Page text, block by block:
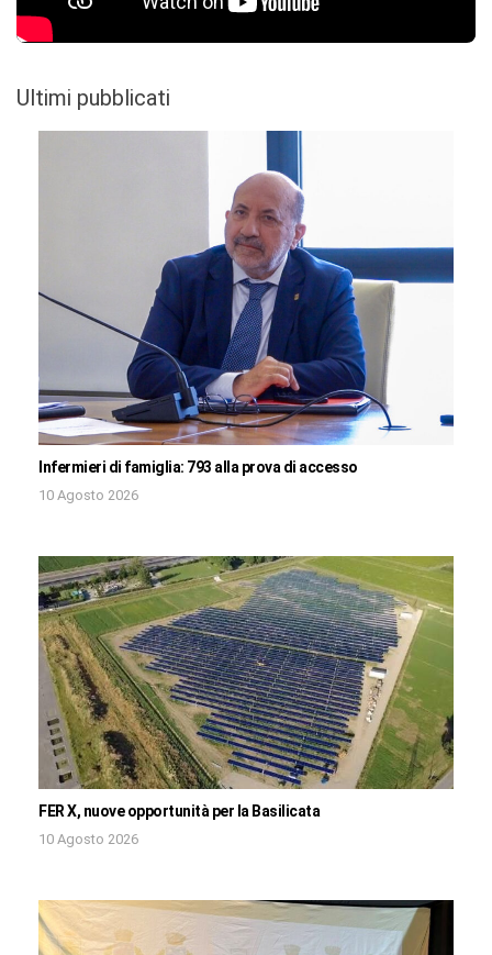
Ultimi pubblicati
Infermieri di famiglia: 793 alla prova di accesso
10 Agosto 2026
FER X, nuove opportunità per la Basilicata
10 Agosto 2026